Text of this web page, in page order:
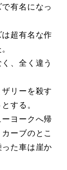
有名になっ
超有名な作
、全く違う
リーを殺す
する。
ヨークへ帰
ーブのとこ
た車は崖か